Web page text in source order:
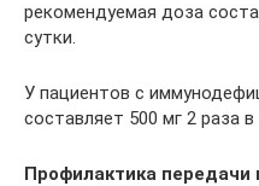
рекомендуемая доза
сутки.
У пациентов с
составляет 500 мг 2 раза в
Профилактика передачи